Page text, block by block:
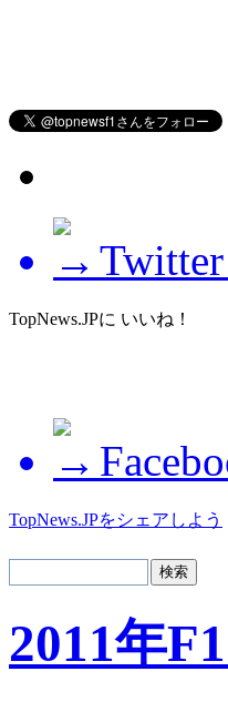
TopNews.JPに いいね！
TopNews.JPをシェアしよう
2011年